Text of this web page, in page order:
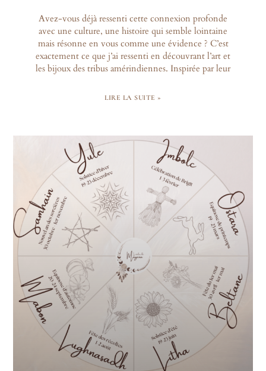
Avez-vous déjà ressenti cette connexion profonde
avec une culture, une histoire qui semble lointaine
mais résonne en vous comme une évidence ? C’est
exactement ce que j’ai ressenti en découvrant l’art et
les bijoux des tribus amérindiennes. Inspirée par leur
LIRE LA SUITE »